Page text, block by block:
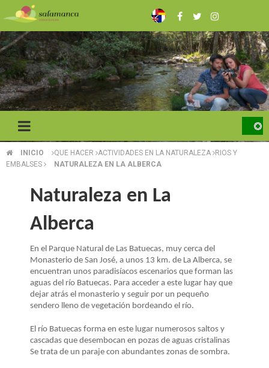
Pasar
al
contenido
principal
SOBRESCRIBIR
AYUDA
NAVEGACIÓN
INICIO QUE HACER ACTIVIDADES EN LA NATURALEZA
RIOS Y
EMBALSES
NATURALEZA EN LA ALBERCA
Naturaleza en La
Alberca
En el Parque Natural de Las Batuecas, muy cerca del
Monasterio de San José, a unos 13 km. de La Alberca, se
encuentran unos paradisíacos escenarios que forman las
aguas del río Batuecas. Para acceder a este lugar hay que
dejar atrás el monasterio y seguir por un pequeño
sendero lleno de vegetación bordeando el río.
El río Batuecas forma en este lugar numerosos saltos y
cascadas que desembocan en pozas de aguas cristalinas
Se trata de un paraje con abundantes zonas de sombra.